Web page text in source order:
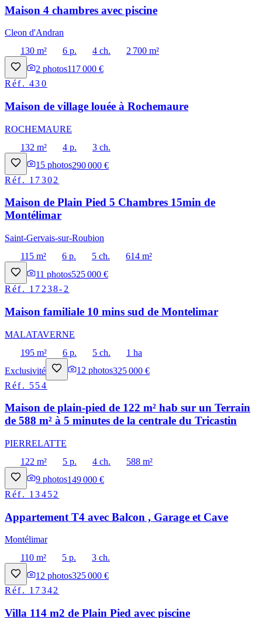
Maison 4 chambres avec piscine
Cleon d'Andran
130 m²
6 p. 4 ch.
2 700 m²
2 photos117 000 €
Réf.430
Maison de village louée à Rochemaure
ROCHEMAURE
132 m²
4 p.
3 ch.
15 photos290 000 €
Réf. 17302
Maison de Plain Pied 5 Chambres 15min de
Montélimar
Saint-Gervais-sur-Roubion
115 m²
6 p. 5 ch.
614 m²
11 photos525 000 €
Réf. 17238-2
Maison familiale 10 mins sud de Montelimar
MALATAVERNE
195 m²
6 p. 5 ch.
1 ha
Exclusivité
12 photos325 000 €
Réf. 554
Maison de plain-pied de 122 m² hab sur un Terrain
de 588 m² à 5 minutes de la centrale du Tricastin
PIERRELATTE
122 m²
5 p. 4 ch.
588 m²
9 photos149 000 €
Réf. 13452
Appartement T4 avec Balcon , Garage et Cave
Montélimar
110 m²
5 p.
3 ch.
12 photos325 000 €
Réf. 17342
Villa 114 m2 de Plain Pied avec piscine